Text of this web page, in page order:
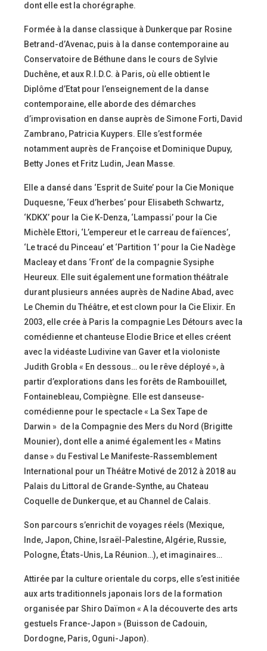
dont elle est la chorégraphe.
Formée à la danse classique à Dunkerque par Rosine
Betrand-d’Avenac, puis à la danse contemporaine au
Conservatoire de Béthune dans le cours de Sylvie
Duchêne, et aux R.I.D.C. à Paris, où elle obtient le
Diplôme d’Etat pour l’enseignement de la danse
contemporaine, elle aborde des démarches
d’improvisation en danse auprès de Simone Forti, David
Zambrano, Patricia Kuypers. Elle s’est formée
notamment auprès de Françoise et Dominique Dupuy,
Betty Jones et Fritz Ludin, Jean Masse.
Elle a dansé dans ‘Esprit de Suite’ pour la Cie Monique
Duquesne, ‘Feux d’herbes’ pour Elisabeth Schwartz,
‘KDKX’ pour la Cie K-Denza, ‘Lampassi’ pour la Cie
Michèle Ettori, ‘L’empereur et le carreau de faïences’,
‘Le tracé du Pinceau’ et ‘Partition 1’ pour la Cie Nadège
Macleay et dans ‘Front’ de la compagnie Sysiphe
Heureux. Elle suit également une formation théâtrale
durant plusieurs années auprès de Nadine Abad, avec
Le Chemin du Théâtre, et est clown pour la Cie Elixir. En
2003, elle crée à Paris la compagnie Les Détours avec la
comédienne et chanteuse Elodie Brice et elles créent
avec la vidéaste Ludivine van Gaver et la violoniste
Judith Grobla « En dessous… ou le rêve déployé », à
partir d’explorations dans les forêts de Rambouillet,
Fontainebleau, Compiègne. Elle est danseuse-
comédienne pour le spectacle « La Sex Tape de
Darwin » de la Compagnie des Mers du Nord (Brigitte
Mounier), dont elle a animé également les « Matins
danse » du Festival Le Manifeste-Rassemblement
International pour un Théâtre Motivé de 2012 à 2018 au
Palais du Littoral de Grande-Synthe, au Chateau
Coquelle de Dunkerque, et au Channel de Calais.
Son parcours s’enrichit de voyages réels (Mexique,
Inde, Japon, Chine, Israël-Palestine, Algérie, Russie,
Pologne, États-Unis, La Réunion…), et imaginaires…
Attirée par la culture orientale du corps, elle s’est initiée
aux arts traditionnels japonais lors de la formation
organisée par Shiro Daïmon « A la découverte des arts
gestuels France-Japon » (Buisson de Cadouin,
Dordogne, Paris, Oguni-Japon).